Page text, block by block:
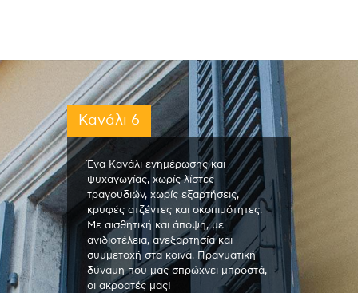
Κανάλι 6
Ένα Κανάλι ενημέρωσης και
ψυχαγωγίας, χωρίς λίστες
τραγουδιών, χωρίς εξαρτήσεις,
κρυφές ατζέντες και σκοπιμότητες.
Με αισθητική και άποψη, με
ανιδιοτέλεια, ανεξαρτησία και
συμμετοχή στα κοινά. Πραγματική
δύναμη που μας σπρώχνει μπροστά,
οι ακροατές μας!